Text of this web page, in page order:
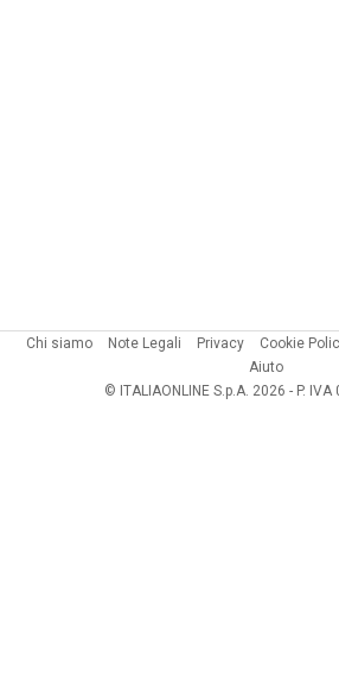
Chi siamo Note Legali Privacy Cookie
Aiuto
© ITALIAONLINE S.p.A. 2026 - P.